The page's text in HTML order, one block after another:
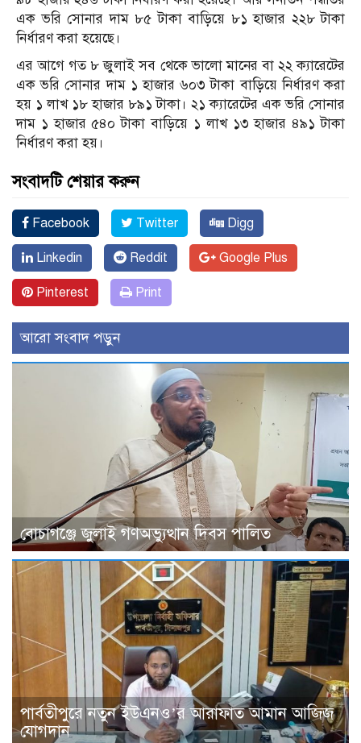
এক ভরি সোনার দাম ৮৫ টাকা বাড়িয়ে ৮১ হাজার ২২৮ টাকা
নির্ধারণ করা হয়েছে।
এর আগে গত ৮ জুলাই সব থেকে ভালো মানের বা ২২ ক্যারেটের
এক ভরি সোনার দাম ১ হাজার ৬০৩ টাকা বাড়িয়ে নির্ধারণ করা
হয় ১ লাখ ১৮ হাজার ৮৯১ টাকা। ২১ ক্যারেটের এক ভরি সোনার
দাম ১ হাজার ৫৪০ টাকা বাড়িয়ে ১ লাখ ১৩ হাজার ৪৯১ টাকা
নির্ধারণ করা হয়।
সংবাদটি শেয়ার করুন
Facebook Twitter Digg
Linkedin Reddit Google Plus
Pinterest Print
আরো সংবাদ পড়ুন
বোচাগঞ্জে জুলাই গণঅভ্যুত্থান দিবস পালিত
পার্বতীপুরে নতুন ইউএনও’র আরাফাত আমান আজিজ
যোগদান